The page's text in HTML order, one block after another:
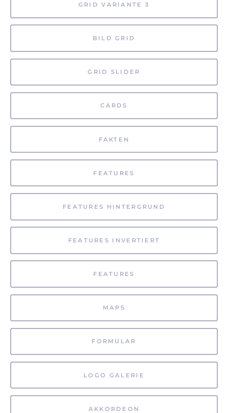
GRID VARIANTE 3
BILD GRID
GRID SLIDER
CARDS
FAKTEN
FEATURES
FEATURES HINTERGRUND
FEATURES INVERTIERT
FEATURES
MAPS
FORMULAR
LOGO GALERIE
AKKORDEON